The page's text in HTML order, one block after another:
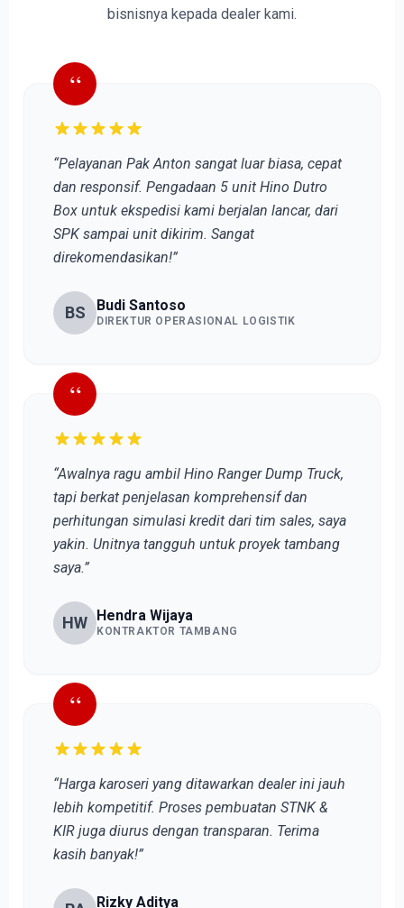
bisnisnya kepada dealer kami.
“
“Pelayanan Pak Anton sangat luar biasa, cepat
dan responsif. Pengadaan 5 unit Hino Dutro
Box untuk ekspedisi kami berjalan lancar, dari
SPK sampai unit dikirim. Sangat
direkomendasikan!”
BS Budi Santoso
DIREKTUR OPERASIONAL LOGISTIK
“
“Awalnya ragu ambil Hino Ranger Dump Truck,
tapi berkat penjelasan komprehensif dan
perhitungan simulasi kredit dari tim sales, saya
yakin. Unitnya tangguh untuk proyek tambang
saya.”
HW Hendra Wijaya
KONTRAKTOR TAMBANG
“
“Harga karoseri yang ditawarkan dealer ini jauh
lebih kompetitif. Proses pembuatan STNK &
KIR juga diurus dengan transparan. Terima
kasih banyak!”
Rizky Aditya